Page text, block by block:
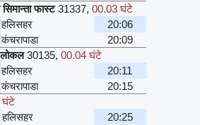
फास्ट 31337, 00.03 घंटे
हलिसहर
20:06
कंचरापाडा
20:09
लोकल 30135, 00.04 घंटे
हलिसहर
20:11
कंचरापाडा
20:15
घंटे
हलिसहर
20:25